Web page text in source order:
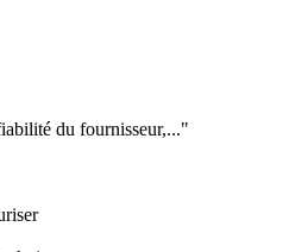
du fournisseur,..."